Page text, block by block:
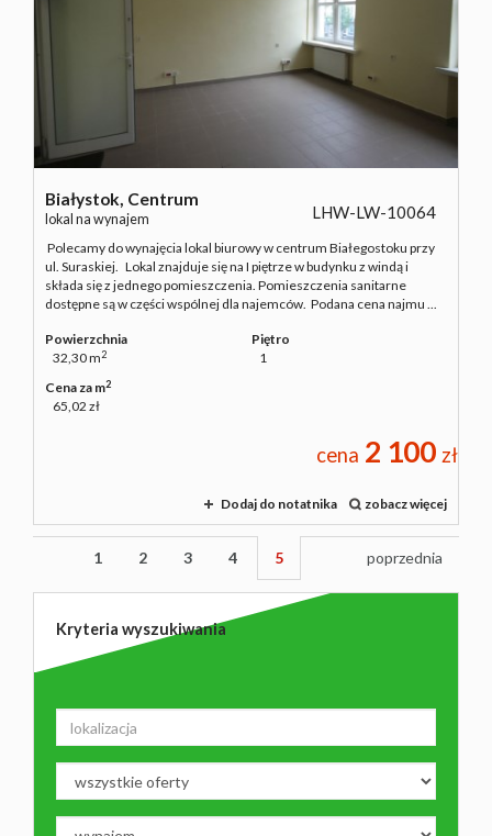
Białystok, Centrum
lokal na wynajem LHW-LW-10064
Polecamy do wynajęcia lokal biurowy w centrum Białegostoku przy
ul. Suraskiej. Lokal znajduje się na I piętrze w budynku z windą i
składa się z jednego pomieszczenia. Pomieszczenia sanitarne
dostępne są w części wspólnej dla najemców. Podana cena najmu ...
Powierzchnia
32,30 m2
Piętro
1
Cena za m2
65,02 zł
cena 2 100 zł
Dodaj do notatnika zobacz więcej
1 2 3 4 5 poprzednia
Kryteria wyszukiwania